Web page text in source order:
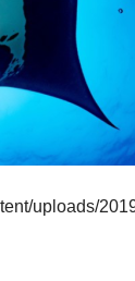
uploads/